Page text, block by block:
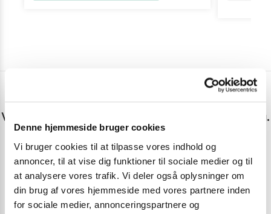
Denne hjemmeside bruger cookies
Vi bruger cookies til at tilpasse vores indhold og
annoncer, til at vise dig funktioner til sociale medier og til
at analysere vores trafik. Vi deler også oplysninger om
din brug af vores hjemmeside med vores partnere inden
for sociale medier, annonceringspartnere og
Har du spørgsmål eller brug for hjælp?
Vi er lige her. Kundeservice sidder klar til at hjælpe dig.
Personlig rådgivning med et smil
Vi guider dig igennem asiatisk mad
Telefon support
Ring 30 27 78 78